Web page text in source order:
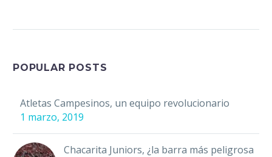
las Academias del
Barcelona en Estados
POPULAR POSTS
Atletas Campesinos, un equipo revolucionario
1 marzo, 2019
Chacarita Juniors, ¿la barra más peligrosa